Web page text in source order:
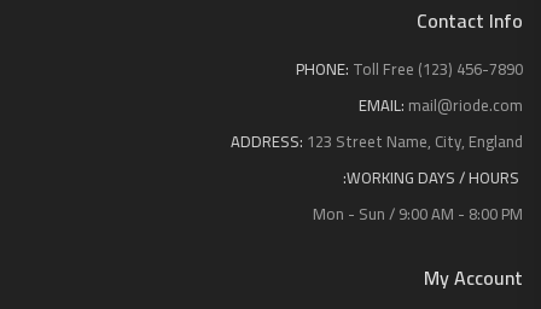
Contact Info
PHONE: Toll Free (123) 456-7890
EMAIL: mail@riode.com
ADDRESS: 123 Street Name, City, England
WORKING DAYS / HOURS:
Mon - Sun / 9:00 AM - 8:00 PM
My Account